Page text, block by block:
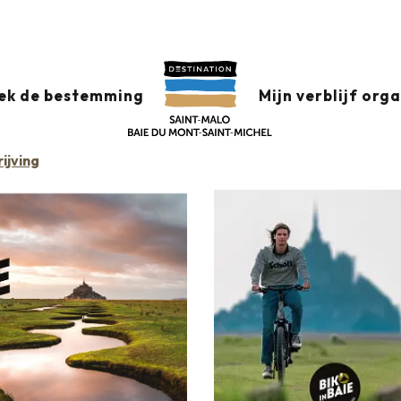
de bestemming Mijn verblijf